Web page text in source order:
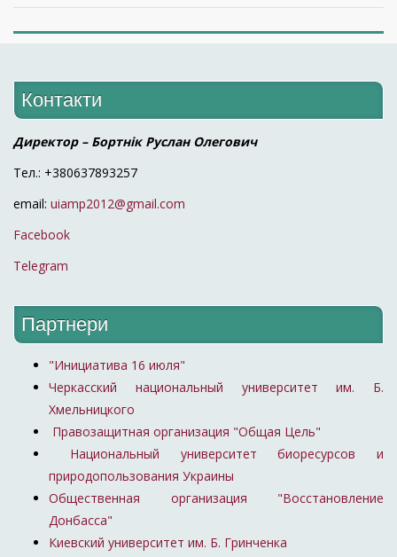
Контакти
Директор – Бортнік Руслан Олегович
Тел.: +380637893257
email: uiamp2012@gmail.com
Facebook
Telegram
Партнери
"Инициатива 16 июля"
Черкасский национальный университет им. Б.
Хмельницкого
Правозащитная организация "Общая Цель"
Национальный университет биоресурсов и
природопользования Украины
Общественная организация "Восстановление
Донбасса"
Киевский университет им. Б. Гринченка